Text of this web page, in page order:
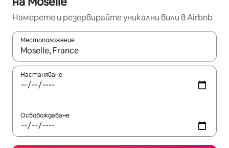
Намерете и резервирайте уникални вили в Airbnb
Местоположение
Когато резултатите се покажат, използвайте
Настаняване
Освобождаване